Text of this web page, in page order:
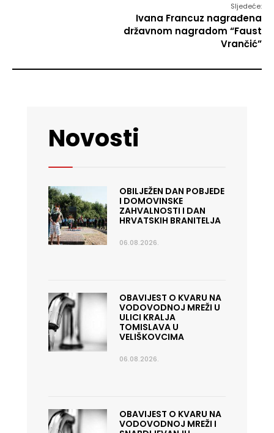
Sljedeće:
Ivana Francuz nagrađena
državnom nagradom “Faust
Vrančić”
Novosti
OBILJEŽEN DAN POBJEDE
I DOMOVINSKE
ZAHVALNOSTI I DAN
HRVATSKIH BRANITELJA
06.08.2026.
OBAVIJEST O KVARU NA
VODOVODNOJ MREŽI U
ULICI KRALJA
TOMISLAVA U
VELIŠKOVCIMA
06.08.2026.
OBAVIJEST O KVARU NA
VODOVODNOJ MREŽI I